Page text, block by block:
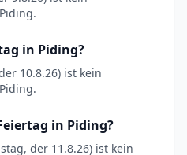
in Piding?
10.8.26) ist kein
in Piding?
der 11.8.26) ist kein